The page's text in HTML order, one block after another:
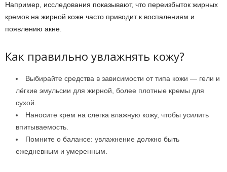
Например, исследования показывают, что переизбыток жирных
кремов на жирной коже часто приводит к воспалениям и
появлению акне.
Как правильно увлажнять кожу?
Выбирайте средства в зависимости от типа кожи — гели и
лёгкие эмульсии для жирной, более плотные кремы для
сухой.
Наносите крем на слегка влажную кожу, чтобы усилить
впитываемость.
Помните о балансе: увлажнение должно быть
ежедневным и умеренным.